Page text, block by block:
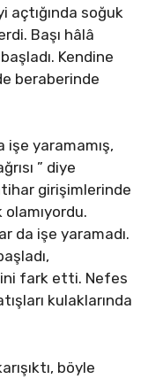
açtığında soğuk
Başı hâlâ
Kendine
beraberinde
işe yaramamış,
” diye
girişimlerinde
da işe yaramadı.
fark etti. Nefes
kulaklarında
böyle